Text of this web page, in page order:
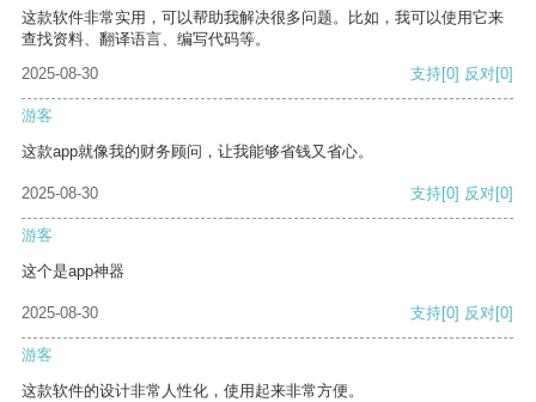
这款软件非常实用，可以帮助我解决很多问题。比如，我可以使用它来
查找资料、翻译语言、编写代码等。
2025-08-30
支持[0] 反对[0]
游客
这款app就像我的财务顾问，让我能够省钱又省心。
2025-08-30 支持[0] 反对[0]
游客
这个是app神器
2025-08-30 支持[0] 反对[0]
游客
这款软件的设计非常人性化，使用起来非常方便。